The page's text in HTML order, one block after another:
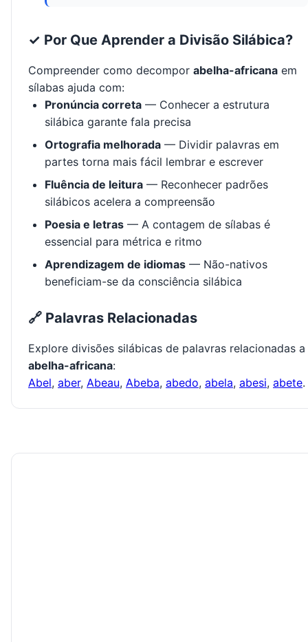
✓ Por Que Aprender a Divisão Silábica?
Compreender como decompor abelha-africana em
sílabas ajuda com:
Pronúncia correta — Conhecer a estrutura
silábica garante fala precisa
Ortografia melhorada — Dividir palavras em
partes torna mais fácil lembrar e escrever
Fluência de leitura — Reconhecer padrões
silábicos acelera a compreensão
Poesia e letras — A contagem de sílabas é
essencial para métrica e ritmo
Aprendizagem de idiomas — Não-nativos
beneficiam-se da consciência silábica
🔗 Palavras Relacionadas
Explore divisões silábicas de palavras relacionadas a
abelha-africana:
Abel, aber, Abeau, Abeba, abedo, abela, abesi, abete.